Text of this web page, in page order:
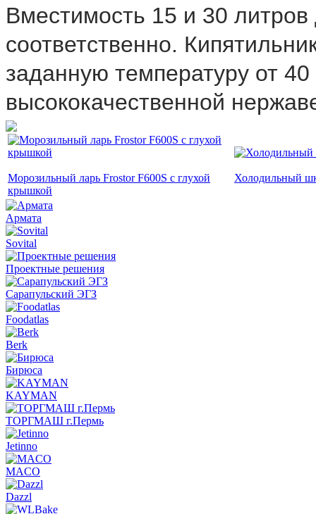
Вместимость 15 и 30
соответственно.
заданную температуру от
высококачественной
Морозильный ларь Frostor F600S с глухой
крышкой
Холодильный
Армата
Sovital
Проектные решения
Сарапульский ЭГЗ
Foodatlas
Berk
Бирюса
KAYMAN
ТОРГМАШ г.Пермь
Jetinno
MACO
Dazzl